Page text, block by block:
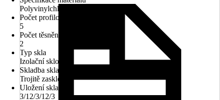
Polyvinylchlorid (PVC)
Počet profilových komor
5
Počet těsnění
2
Typ skla
Izolační sklo
Skladba skla
Trojitě zasklené
Uložení skla
3/12/3/12/3